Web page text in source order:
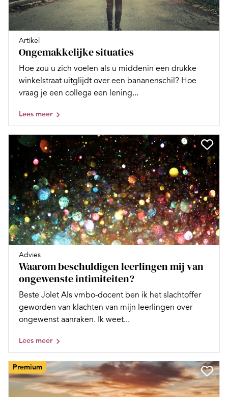
Artikel
Ongemakkelijke situaties
Hoe zou u zich voelen als u middenin een drukke
winkelstraat uitglijdt over een bananenschil? Hoe
vraag je een collega een lening...
Lees meer
Advies
Waarom beschuldigen leerlingen mij van
ongewenste intimiteiten?
Beste Jolet Als vmbo-docent ben ik het slachtoffer
geworden van klachten van mijn leerlingen over
ongewenst aanraken. Ik weet...
Lees meer
Premium